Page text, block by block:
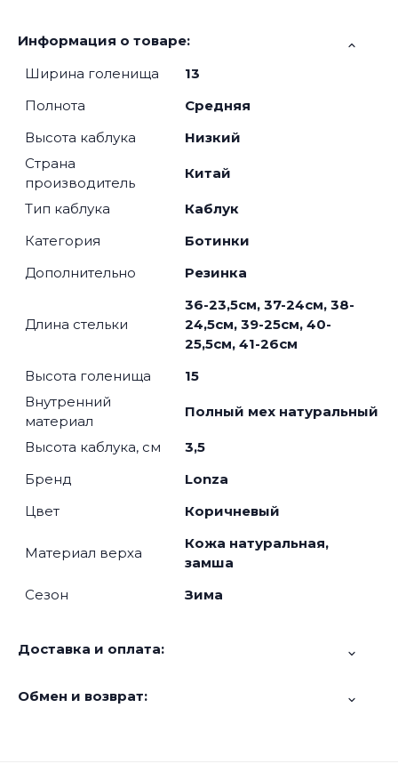
Информация о товаре:
Ширина голенища
13
Полнота
Средняя
Высота каблука
Низкий
Страна
производитель
Китай
Тип каблука
Каблук
Категория
Ботинки
Дополнительно
Резинка
Длина стельки
36-23,5см, 37-24см, 38-
24,5см, 39-25см, 40-
25,5см, 41-26см
Высота голенища
15
Внутренний
материал
Полный мех натуральный
Высота каблука, см
3,5
Бренд
Lonza
Цвет
Коричневый
Материал верха
Кожа натуральная,
замша
Сезон
Зима
Доставка и оплата:
Обмен и возврат: